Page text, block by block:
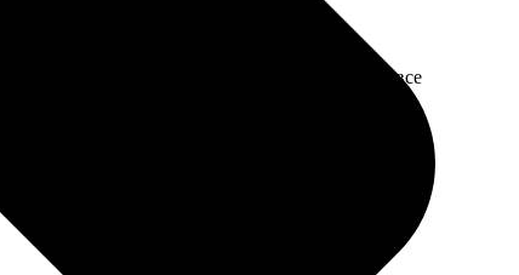
Теперь это наш семейный талисман на ёлку, все